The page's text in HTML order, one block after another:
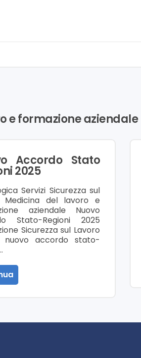
e formazione aziendale
Accordo Stato
2025
Servizi Sicurezza sul
Medicina del lavoro e
aziendale Nuovo
Stato-Regioni 2025
Sicurezza sul Lavoro
accordo stato-